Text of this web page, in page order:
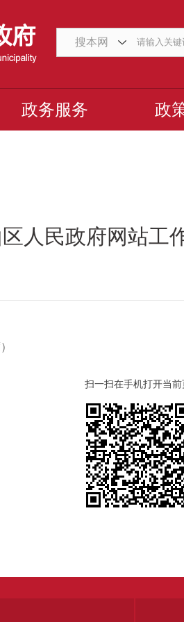
搜本网
政务服务 政
人民政府网站工
扫一扫在手机打开当前